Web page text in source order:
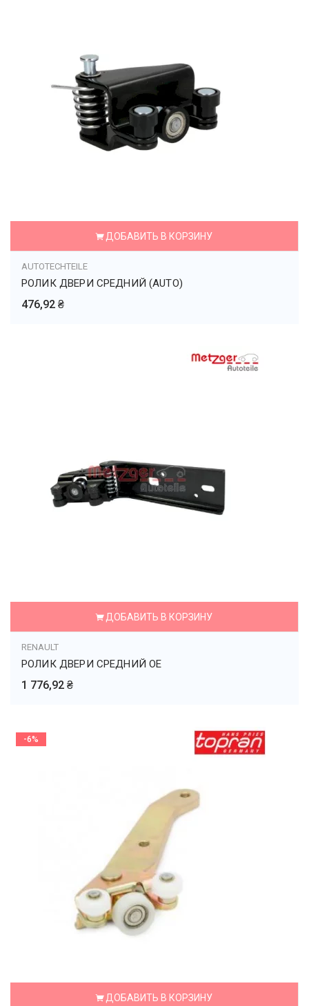
ДОБАВИТЬ В КОРЗИНУ
AUTOTECHTEILE
РОЛИК ДВЕРИ СРЕДНИЙ (AUTO)
476,92 ₴
ДОБАВИТЬ В КОРЗИНУ
RENAULT
РОЛИК ДВЕРИ СРЕДНИЙ OE
1 776,92 ₴
-6%
ДОБАВИТЬ В КОРЗИНУ